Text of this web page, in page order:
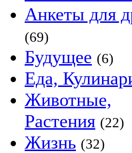
Анкеты для
(69)
Будущее (6)
Еда,
Животные,
Растения (22)
Жизнь (32)